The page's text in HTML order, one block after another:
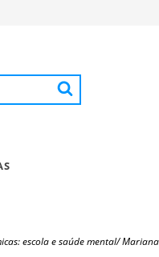
escola e saúde mental/